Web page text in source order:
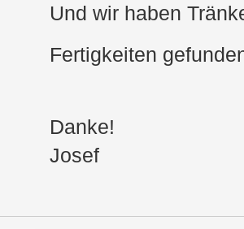
Und wir haben
Fertigkeiten
Danke!
Josef